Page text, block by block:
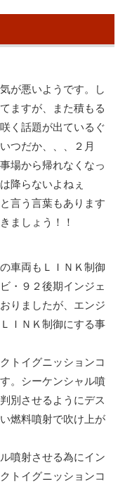
が悪いようです。し
ますが、また積もる
く話題が出ているぐ
つだか、、、２月
場から帰れなくなっ
降らないよねぇ
言う言葉もあります
ましょう！！
車両もＬＩＮＫ制御
・９２後期インジェ
りましたが、エンジ
ＩＮＫ制御にする事
トイグニッションコ
。シーケンシャル噴
別させるようにデス
燃料噴射で吹け上が
噴射させる為にイン
トイグニッションコ